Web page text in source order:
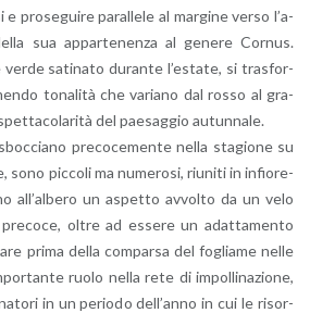
pro­se­gui­re pa­ral­le­le al mar­gi­ne verso l’a­
sua ap­par­te­nen­za al ge­ne­re Cor­nus.
sa­ti­na­to du­ran­te l’e­sta­te, si tra­sfor­
to­na­li­tà che va­ria­no dal rosso al gra­
del pae­sag­gio au­tun­na­le.
pre­co­ce­men­te nella sta­gio­ne su
sono pic­co­li ma nu­me­ro­si, riu­ni­ti in in­fio­re­
al­l’al­be­ro un aspet­to av­vol­to da un velo
oltre ad es­se­re un adat­ta­men­to
prima della com­par­sa del fo­glia­me nelle
ruolo nella rete di im­pol­li­na­zio­ne,
in un pe­rio­do del­l’an­no in cui le ri­sor­